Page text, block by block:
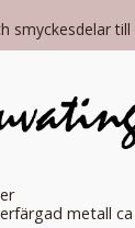
smyckesdelar
metall